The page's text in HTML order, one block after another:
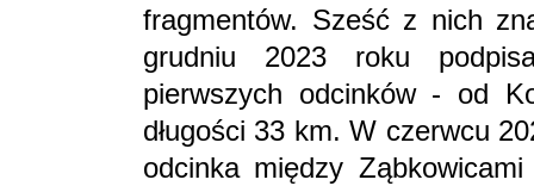
fragmentów. Sześć z nich
grudniu 2023 roku
pierwszych odcinków - od
długości 33 km. W czerwcu
odcinka między